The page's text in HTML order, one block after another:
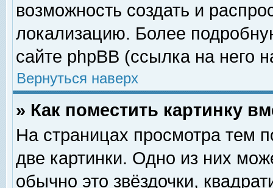
возможность создать и
локализацию. Более
сайте phpBB (ссылка на него
Вернуться наверх
» Как поместить картинку
На страницах просмотра тем
две картинки. Одно из них
обычно это звёздочки,